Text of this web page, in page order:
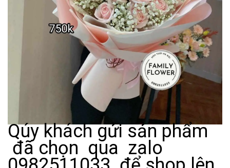
Qúy khách gửi sản phẩm
đã chọn qua zalo